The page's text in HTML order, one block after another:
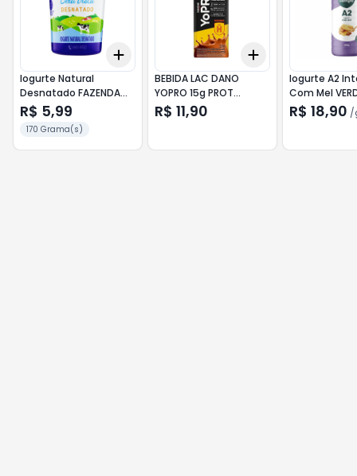
10
Add
Iogurte Natural
Desnatado FAZENDA
170G
R$ 5,99
170 Grama(s)
10
Add
BEBIDA LAC DANO
YOPRO 15g PROT
HAVANNA 250ml
R$ 11,90
Iogurte A2
Com Mel
500g
R$ 18,90 /